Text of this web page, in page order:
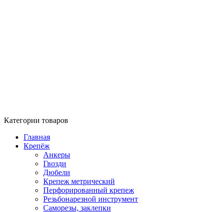
Категории товаров
Главная
Крепёж
Анкеры
Гвозди
Дюбели
Крепеж метрический
Перфорированный крепеж
Резьбонарезной инструмент
Саморезы, заклепки